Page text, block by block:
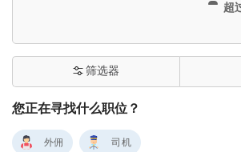
超
您正在寻找什么职位？
筛选器
外佣 司机